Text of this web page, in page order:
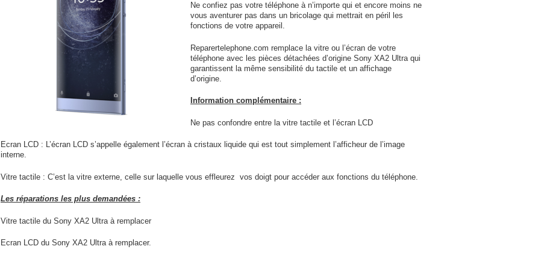
Ne confiez pas votre téléphone à n’importe qui et encore moins ne
vous aventurer pas dans un bricolage qui mettrait en péril les
fonctions de votre appareil.
Reparertelephone.com remplace la vitre ou l’écran de votre
téléphone avec les pièces détachées d’origine Sony XA2 Ultra qui
garantissent la même sensibilité du tactile et un affichage
d’origine.
Information complémentaire :
Ne pas confondre entre la vitre tactile et l’écran LCD
Ecran LCD : L’écran LCD s’appelle également l’écran à cristaux liquide qui est tout simplement l’afficheur de l’image
interne.
Vitre tactile : C’est la vitre externe, celle sur laquelle vous effleurez vos doigt pour accéder aux fonctions du téléphone.
Les réparations les plus demandées :
Vitre tactile du Sony XA2 Ultra à remplacer
Ecran LCD du Sony XA2 Ultra à remplacer.